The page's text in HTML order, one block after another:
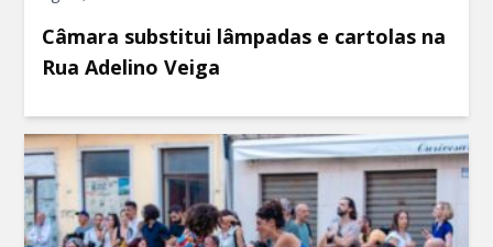
Câmara substitui lâmpadas e cartolas na
Rua Adelino Veiga